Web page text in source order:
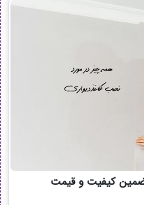
کیفیت و قیمت